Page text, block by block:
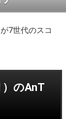
7世代のスコ
）のAnT